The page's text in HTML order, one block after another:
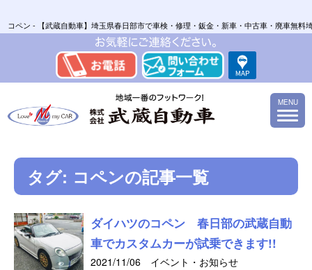
コペン - 【武蔵自動車】埼玉県春日部市で車検・修理・鈑金・新車・中古車・廃車無料
MENU
タグ: コペンの記事一覧
ダイハツのコペン 春日部の武蔵自動
車でカスタムカーが試乗できます!!
2021/11/06 イベント・お知らせ